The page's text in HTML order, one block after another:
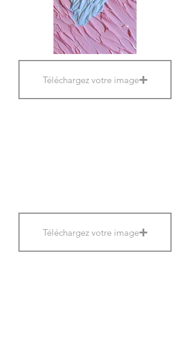
Téléchargez votre image
Téléchargez votre image